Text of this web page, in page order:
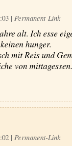
| Permanent-Link
alt. Ich esse
hunger.
mit Reis und
von mittagessen.
| Permanent-Link